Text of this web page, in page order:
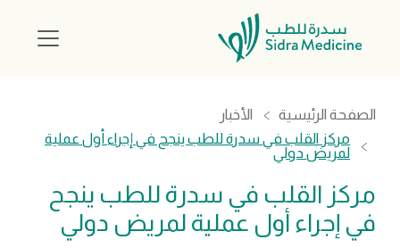
الصفحة الرئيسية
الأخبار
مركز القلب في سدرة للطب ينجح في إجراء أول عملية
لمريض دولي
مركز القلب في سدرة للطب ينجح
في إجراء أول عملية لمريض دولي